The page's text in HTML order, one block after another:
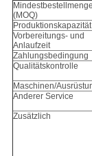
Mindestbestellmenge
(MOQ)
Produktionskapazität
Vorbereitungs- und
Anlaufzeit
Zahlungsbedingung
Qualitätskontrolle
Maschinen/
Anderer Service
Zusätzlich